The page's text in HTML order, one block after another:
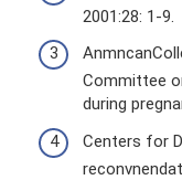
2001:28: 1-9.
Committee
during
Centers for